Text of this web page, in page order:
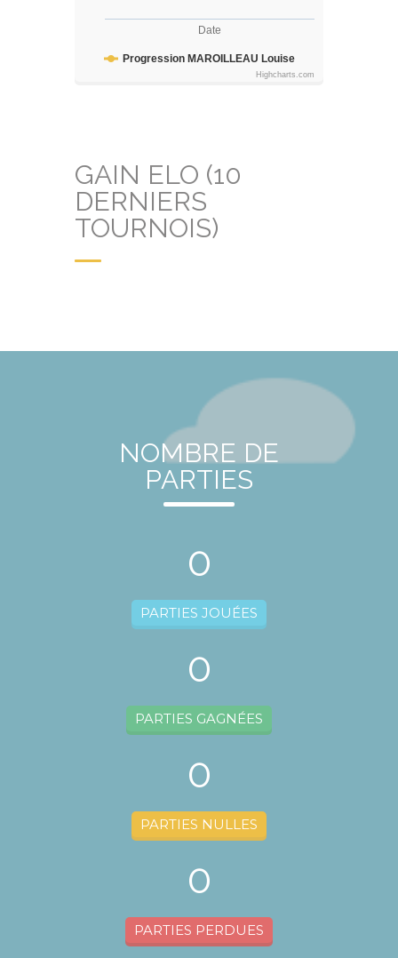
Date
Progression MAROILLEAU Louise
Highcharts.com
GAIN ELO (10
DERNIERS
TOURNOIS)
NOMBRE DE
PARTIES
0
PARTIES JOUÉES
0
PARTIES GAGNÉES
0
PARTIES NULLES
0
PARTIES PERDUES